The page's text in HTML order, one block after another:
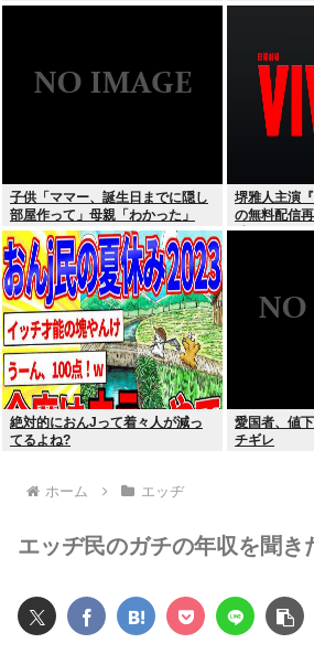
子供「ママー、誕生日までに隠し
部屋作って」母親「わかった」
堺雅人主演
の無料配信
破！ TVerお
絶対的におんJって着々人が減っ
てるよね?
愛国者、値
チギレ
ホーム エッヂ
エッヂ民のガチの年収を聞き